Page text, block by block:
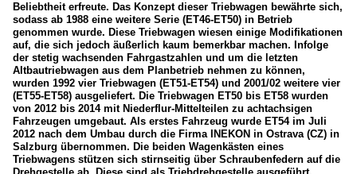
Beliebtheit erfreute. Das Konzept dieser Triebwagen bewährte sich,
sodass ab 1988 eine weitere Serie (ET46-ET50) in Betrieb
genommen wurde. Diese Triebwagen wiesen einige Modifikationen
auf, die sich jedoch äußerlich kaum bemerkbar machen. Infolge
der stetig wachsenden Fahrgastzahlen und um die letzten
Altbautriebwagen aus dem Planbetrieb nehmen zu können,
wurden 1992 vier Triebwagen (ET51-ET54) und 2001/02 weitere vier
(ET55-ET58) ausgeliefert. Die Triebwagen ET50 bis ET58 wurden
von 2012 bis 2014 mit Niederflur-Mittelteilen zu achtachsigen
Fahrzeugen umgebaut. Als erstes Fahrzeug wurde ET54 im Juli
2012 nach dem Umbau durch die Firma INEKON in Ostrava (CZ) in
Salzburg übernommen. Die beiden Wagenkästen eines
Triebwagens stützen sich stirnseitig über Schraubenfedern auf die